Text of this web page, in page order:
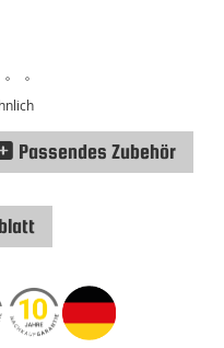
Passendes Zubehör